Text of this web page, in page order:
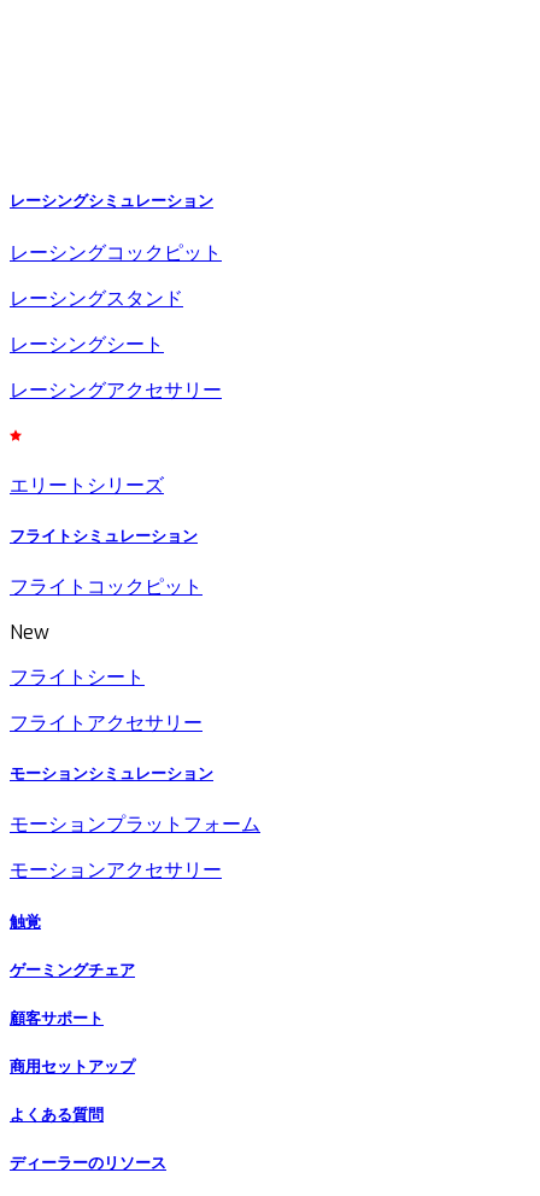
レーシングシミュレーション
レーシングコックピット
レーシングスタンド
レーシングシート
レーシングアクセサリー
エリートシリーズ
フライトシミュレーション
フライトコックピット
New
フライトシート
フライトアクセサリー
モーションシミュレーション
モーションプラットフォーム
モーションアクセサリー
触覚
ゲーミングチェア
顧客サポート
商用セットアップ
よくある質問
ディーラーのリソース